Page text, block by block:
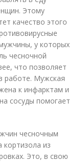
Этому
качество этого
у которых
чесночной
что позволяет
работе. Мужская
к инфарктам и
сосуды помогает
чесночным
кортизола из
Это, в свою